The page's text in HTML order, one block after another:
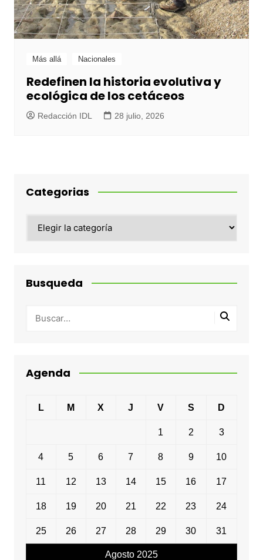
Más allá Nacionales
Redefinen la historia evolutiva y
ecológica de los cetáceos
Redacción IDL 28 julio, 2026
Categorias
Busqueda
Agenda
Agosto 2025
L M X J V S D
1 2 3
4 5 6 7 8 9 10
11 12 13 14 15 16 17
18 19 20 21 22 23 24
25 26 27 28 29 30 31